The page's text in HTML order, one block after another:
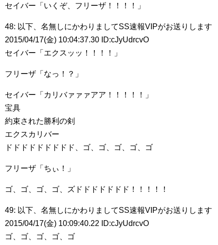
セイバー「いくぞ、フリーザ！！！！」
48: 以下、名無しにかわりましてSS速報VIPがお送りします
2015/04/17(金) 10:04:37.30 ID:cJyUdrcvO
セイバー「エクスッッ！！！！」
フリーザ「なっ！？」
セイバー「カリバァァァアア！！！！！」
宝具
約束された勝利の剣
エクスカリバー
ドドドドドドドドド、ゴ、ゴ、ゴ、ゴ、ゴ
フリーザ「ちぃ！」
ゴ、ゴ、ゴ、ゴ、ズドドドドドドド！！！！！
49: 以下、名無しにかわりましてSS速報VIPがお送りします
2015/04/17(金) 10:09:40.22 ID:cJyUdrcvO
ゴ、ゴ、ゴ、ゴ、ゴ